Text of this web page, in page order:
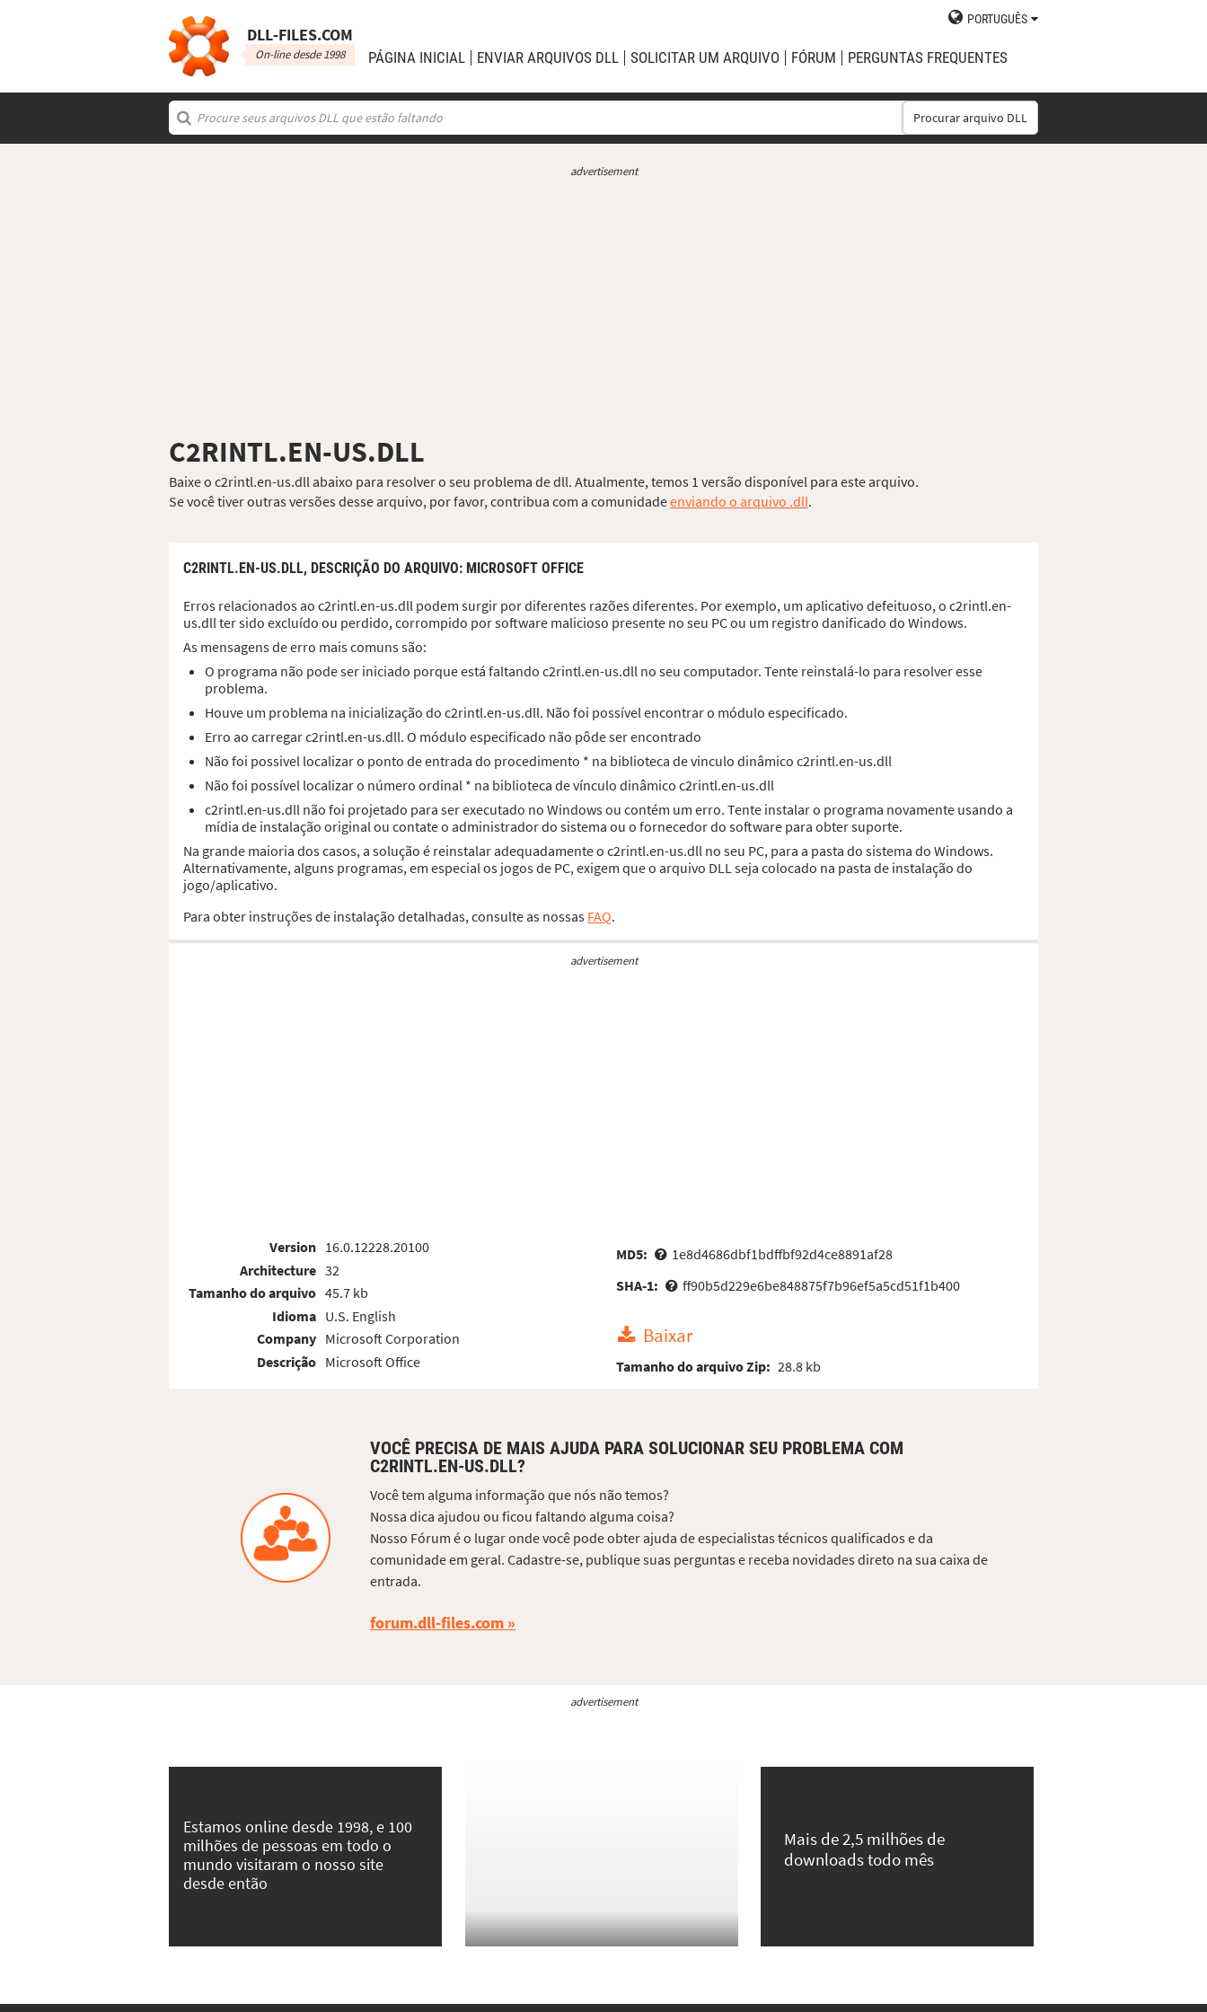
DLL‑FILES.COM
On-line desde 1998
PORTUGUÊS
PÁGINA INICIAL ENVIAR ARQUIVOS DLL SOLICITAR UM ARQUIVO FÓRUM PERGUNTAS FREQUENTES
Procurar arquivo DLL
advertisement
C2RINTL.EN-US.DLL
Baixe o c2rintl.en-us.dll abaixo para resolver o seu problema de dll. Atualmente, temos 1 versão disponível para este arquivo.
Se você tiver outras versões desse arquivo, por favor, contribua com a comunidadeenviando o arquivo .dll.
C2RINTL.EN-US.DLL, DESCRIÇÃO DO ARQUIVO: MICROSOFT OFFICE
Erros relacionados ao c2rintl.en-us.dll podem surgir por diferentes razões diferentes. Por exemplo, um aplicativo defeituoso, o c2rintl.en-
us.dll ter sido excluído ou perdido, corrompido por software malicioso presente no seu PC ou um registro danificado do Windows.
As mensagens de erro mais comuns são:
O programa não pode ser iniciado porque está faltando c2rintl.en-us.dll no seu computador. Tente reinstalá-lo para resolver esse
problema.
Houve um problema na inicialização do c2rintl.en-us.dll. Não foi possível encontrar o módulo especificado.
Erro ao carregar c2rintl.en-us.dll. O módulo especificado não pôde ser encontrado
Não foi possivel localizar o ponto de entrada do procedimento * na biblioteca de vinculo dinâmico c2rintl.en-us.dll
Não foi possível localizar o número ordinal * na biblioteca de vínculo dinâmico c2rintl.en-us.dll
c2rintl.en-us.dll não foi projetado para ser executado no Windows ou contém um erro. Tente instalar o programa novamente usando a
mídia de instalação original ou contate o administrador do sistema ou o fornecedor do software para obter suporte.
Na grande maioria dos casos, a solução é reinstalar adequadamente o c2rintl.en-us.dll no seu PC, para a pasta do sistema do Windows.
Alternativamente, alguns programas, em especial os jogos de PC, exigem que o arquivo DLL seja colocado na pasta de instalação do
jogo/aplicativo.
Para obter instruções de instalação detalhadas, consulte as nossas FAQ.
advertisement
Version
Architecture
Tamanho do arquivo
Idioma
Company
Descrição
16.0.12228.20100
32
45.7 kb
U.S. English
Microsoft Corporation
Microsoft Office
MD5:
1e8d4686dbf1bdffbf92d4ce8891af28
SHA-1:
ff90b5d229e6be848875f7b96ef5a5cd51f1b400
Baixar
Tamanho do arquivo Zip: 28.8 kb
VOCÊ PRECISA DE MAIS AJUDA PARA SOLUCIONAR SEU PROBLEMA COM
C2RINTL.EN-US.DLL?
Você tem alguma informação que nós não temos?
Nossa dica ajudou ou ficou faltando alguma coisa?
Nosso Fórum é o lugar onde você pode obter ajuda de especialistas técnicos qualificados e da
comunidade em geral. Cadastre-se, publique suas perguntas e receba novidades direto na sua caixa de
entrada.
forum.dll-files.com
advertisement
Estamos online desde 1998, e 100
milhões de pessoas em todo o
mundo visitaram o nosso site
desde então
Mais de 2,5 milhões de
downloads todo mês